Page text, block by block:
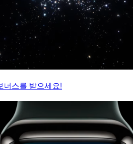
너스를 받으세요!